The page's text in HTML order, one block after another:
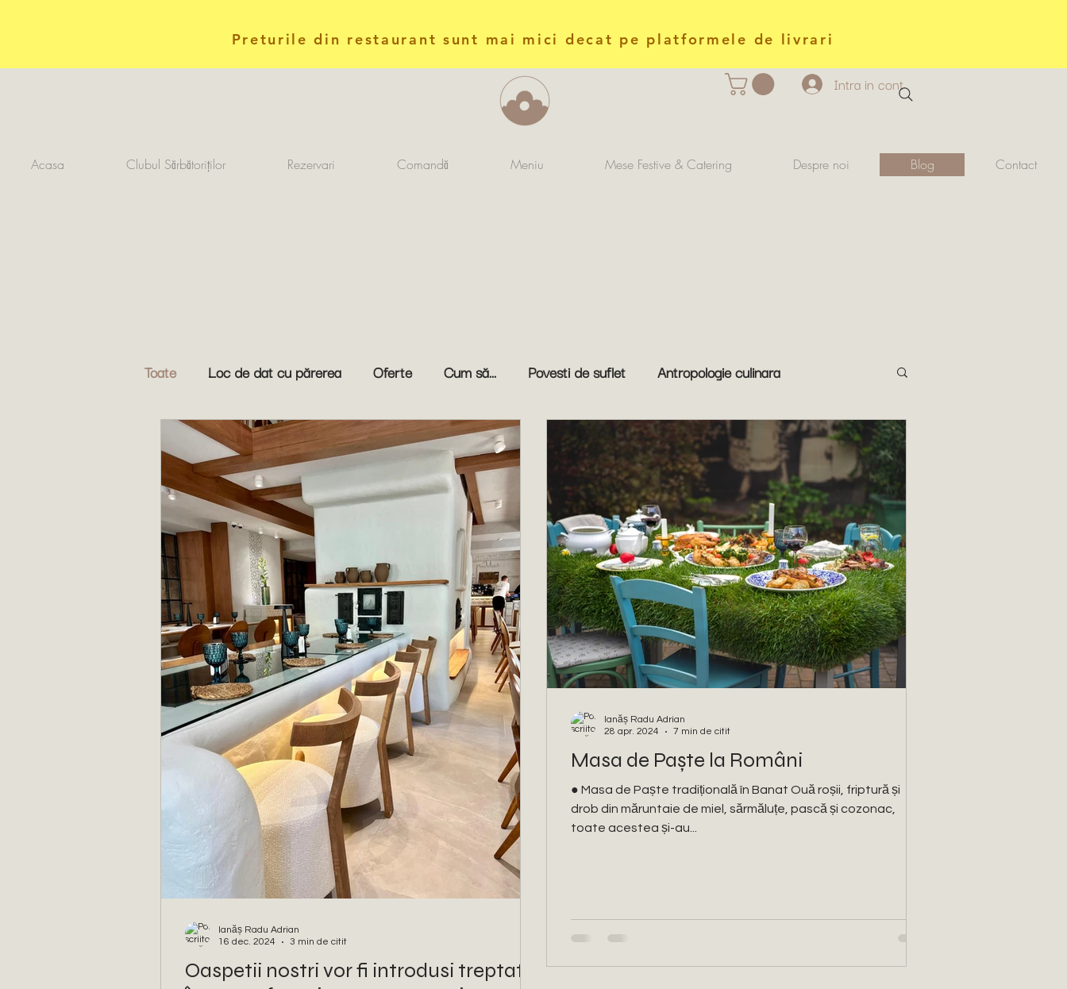
Preturile din restaurant sunt mai mici decat pe platformele de livrari
Intra in cont
Acasa Clubul Sărbătoriților Rezervari Comandă Meniu Mese Festive & Catering Despre noi Blog Contact
Toate Loc de dat cu părerea Oferte Cum să... Povesti de suflet Antropologie culinara
Oaspetii nostri vor fi introdusi treptat
Ianăș Radu Adrian
16 dec. 2024
3 min de citit
Masa de Paște la Români
● Masa de Paște tradițională în Banat Ouă roșii, friptură și
drob din măruntaie de miel, sărmăluțe, pască și cozonac,
toate acestea și-au...
Ianăș Radu Adrian
28 apr. 2024
7 min de citit